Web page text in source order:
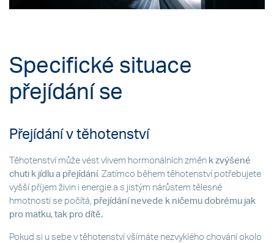
Specifické situace
přejídání se
Přejídání v těhotenství
Těhotenství může vést vlivem hormonálních změn k zvýšené
chuti k jídlu a přejídání. Zatímco během těhotenství potřebujete
vyšší příjem živin i energie a s jistým nárůstem tělesné
hmotnosti se počítá, přejídání nevede k ničemu dobrému jak
pro matku, tak pro dítě.
Pokud si u sebe v těhotenství všímáte nezvyklého chování okolo